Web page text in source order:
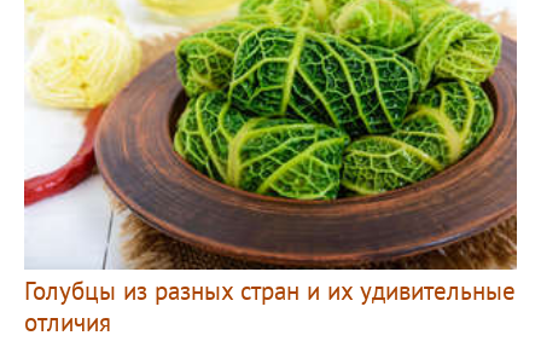
Голубцы из разных стран и их удивительные
отличия